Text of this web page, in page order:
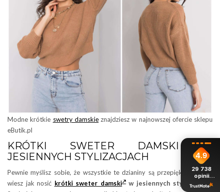
Modne krótkie swetry damskieznajdziesz w najnowszej ofercie sklepu
eButik.pl
KRÓTKI SWETER DAMSKI W
JESIENNYCH STYLIZACJACH
Pewnie myślisz sobie, że wszystkie te dzianiny są przepiękne, ale nie
wiesz jak nosić krótki sweter damski w jesiennych stylizacjach?
4.9
29 738
opinii
z całego
okresu